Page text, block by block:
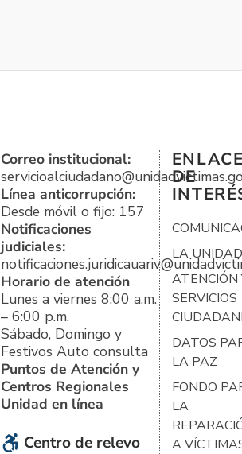
Correo institucional:
Línea anticorrupción:
Desde móvil o fijo: 157
Notificaciones
judiciales:
Horario de atención
Lunes a viernes 8:00 a.m.
– 6:00 p.m.
Sábado, Domingo y
Festivos Auto consulta
Puntos de Atención y
Centros Regionales
Unidad en línea
Centro de relevo
DE
LA UNIDAD
ATENCIÓN
SERVICIOS
DATOS
LA PAZ
FONDO
LA
A